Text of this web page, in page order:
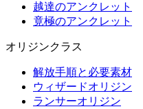
越達のアンクレット
竟極のアンクレット
オリジンクラス
解放手順と必要素材
ウィザードオリジン
ランサーオリジン